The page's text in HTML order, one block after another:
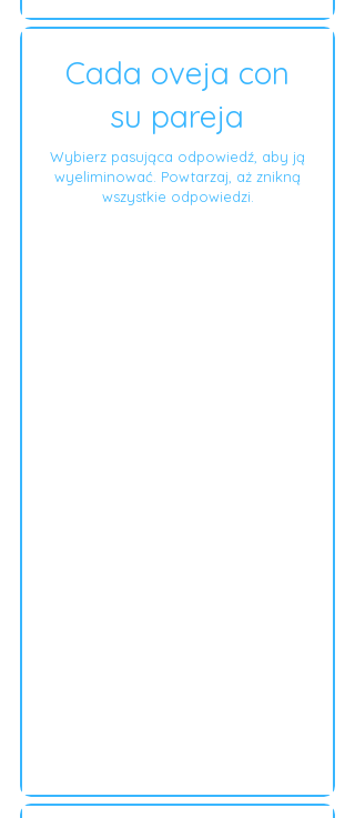
Cada oveja con
su pareja
Wybierz pasująca odpowiedź, aby ją
wyeliminować. Powtarzaj, aż znikną
wszystkie odpowiedzi.